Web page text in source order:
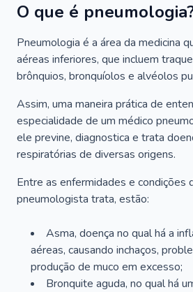
O que é
Pneumologia é a área da medicina
aéreas inferiores, que incluem
brônquios, bronquíolos e alvéolos
Assim, uma maneira prática de
especialidade de um médico
ele previne, diagnostica e trata
respiratórias de diversas origens.
Entre as enfermidades e condições
pneumologista trata, estão:
Asma, doença no qual há a
aéreas, causando inchaços,
produção de muco em excesso;
Bronquite aguda, no qual há